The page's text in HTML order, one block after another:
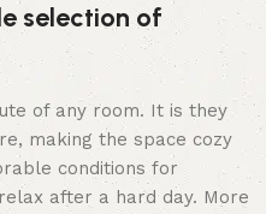
selection of
of any room. It is they
making the space cozy
conditions for
after a hard day. More